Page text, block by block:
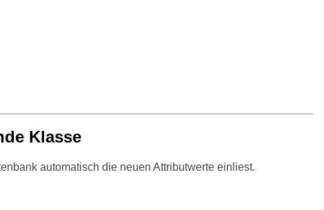
Klasse
automatisch die neuen Attributwerte einliest.